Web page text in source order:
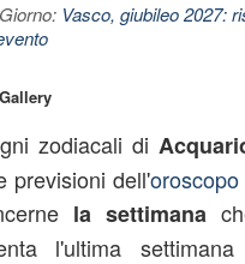
Vasco, giubileo 2027:
zodiacali di
previsioni dell'oroscopo
la settimana
l'ultima